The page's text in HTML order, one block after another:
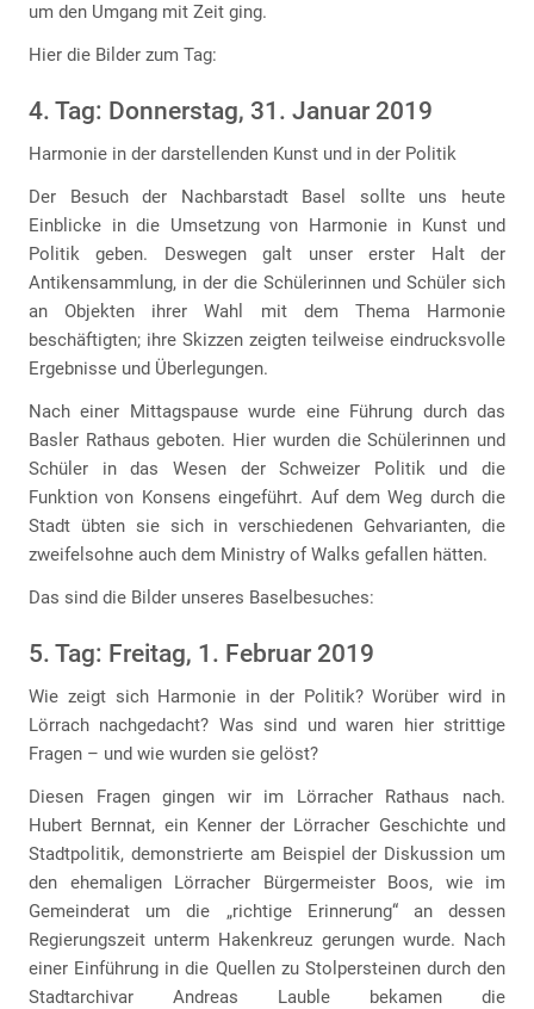
um den Umgang mit Zeit ging.
Hier die Bilder zum Tag:
4. Tag: Donnerstag, 31. Januar 2019
Harmonie in der darstellenden Kunst und in der Politik
Der Besuch der Nachbarstadt Basel sollte uns heute
Einblicke in die Umsetzung von Harmonie in Kunst und
Politik geben. Deswegen galt unser erster Halt der
Antikensammlung, in der die Schülerinnen und Schüler sich
an Objekten ihrer Wahl mit dem Thema Harmonie
beschäftigten; ihre Skizzen zeigten teilweise eindrucksvolle
Ergebnisse und Überlegungen.
Nach einer Mittagspause wurde eine Führung durch das
Basler Rathaus geboten. Hier wurden die Schülerinnen und
Schüler in das Wesen der Schweizer Politik und die
Funktion von Konsens eingeführt. Auf dem Weg durch die
Stadt übten sie sich in verschiedenen Gehvarianten, die
zweifelsohne auch dem Ministry of Walks gefallen hätten.
Das sind die Bilder unseres Baselbesuches:
5. Tag: Freitag, 1. Februar 2019
Wie zeigt sich Harmonie in der Politik? Worüber wird in
Lörrach nachgedacht? Was sind und waren hier strittige
Fragen – und wie wurden sie gelöst?
Diesen Fragen gingen wir im Lörracher Rathaus nach.
Hubert Bernnat, ein Kenner der Lörracher Geschichte und
Stadtpolitik, demonstrierte am Beispiel der Diskussion um
den ehemaligen Lörracher Bürgermeister Boos, wie im
Gemeinderat um die „richtige Erinnerung“ an dessen
Regierungszeit unterm Hakenkreuz gerungen wurde. Nach
einer Einführung in die Quellen zu Stolpersteinen durch den
Stadtarchivar Andreas Lauble bekamen die